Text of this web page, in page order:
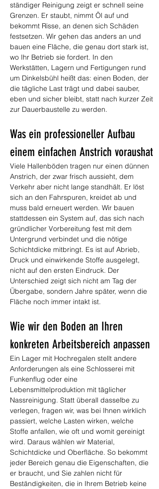
ständiger Reinigung zeigt er schnell seine
Grenzen. Er staubt, nimmt Öl auf und
bekommt Risse, an denen sich Schäden
festsetzen. Wir gehen das anders an und
bauen eine Fläche, die genau dort stark ist,
wo Ihr Betrieb sie fordert. In den
Werkstätten, Lagern und Fertigungen rund
um Dinkelsbühl heißt das: einen Boden, der
die tägliche Last trägt und dabei sauber,
eben und sicher bleibt, statt nach kurzer Zeit
zur Dauerbaustelle zu werden.
Was ein professioneller Aufbau
einem einfachen Anstrich voraushat
Viele Hallenböden tragen nur einen dünnen
Anstrich, der zwar frisch aussieht, dem
Verkehr aber nicht lange standhält. Er löst
sich an den Fahrspuren, kreidet ab und
muss bald erneuert werden. Wir bauen
stattdessen ein System auf, das sich nach
gründlicher Vorbereitung fest mit dem
Untergrund verbindet und die nötige
Schichtdicke mitbringt. Es ist auf Abrieb,
Druck und einwirkende Stoffe ausgelegt,
nicht auf den ersten Eindruck. Der
Unterschied zeigt sich nicht am Tag der
Übergabe, sondern Jahre später, wenn die
Fläche noch immer intakt ist.
Wie wir den Boden an Ihren
konkreten Arbeitsbereich anpassen
Ein Lager mit Hochregalen stellt andere
Anforderungen als eine Schlosserei mit
Funkenflug oder eine
Lebensmittelproduktion mit täglicher
Nassreinigung. Statt überall dasselbe zu
verlegen, fragen wir, was bei Ihnen wirklich
passiert, welche Lasten wirken, welche
Stoffe anfallen, wie oft und womit gereinigt
wird. Daraus wählen wir Material,
Schichtdicke und Oberfläche. So bekommt
jeder Bereich genau die Eigenschaften, die
er braucht, und Sie zahlen nicht für
Beständigkeiten, die in Ihrem Betrieb keine